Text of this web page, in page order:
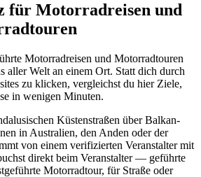
für Motorradreisen und
Motorradreisen und Motorradtouren
aller Welt an einem Ort. Statt dich durch
zu klicken, vergleichst du hier Ziele,
in wenigen Minuten.
Küstenstraßen über Balkan-
in Australien, den Anden oder der
von einem verifizierten Veranstalter mit
direkt beim Veranstalter — geführte
Motorradtour, für Straße oder